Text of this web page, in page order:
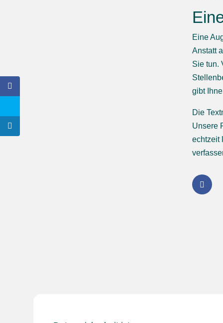
Eine
Anstatt
Sie tun.
gibt
Die
Unsere
echtzeit